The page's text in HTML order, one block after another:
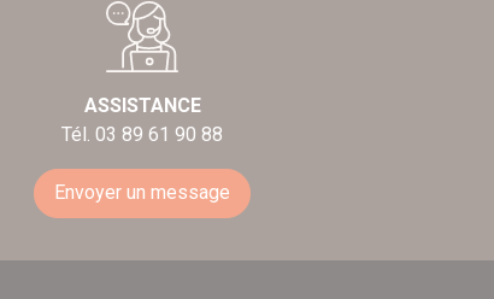
ASSISTANCE
Tél. 03 89 61 90 88
Envoyer un message